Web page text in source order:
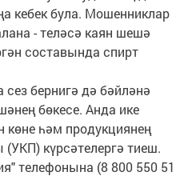
кебек була. Мошенниклар
- теләсә каян шешә
составында спирт
сез бернигә дә бәйләнә
бөкесе. Анда ике
көне һәм продукциянең
күрсәтелергә тиеш.
телефонына (8 800 550 51